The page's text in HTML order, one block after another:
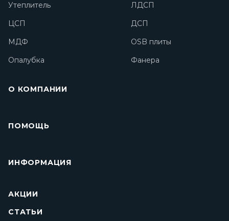
Утеплитель
ЛДСП
ЦСП
ДСП
МДФ
OSB плиты
Опалубка
Фанера
О КОМПАНИИ
ПОМОЩЬ
ИНФОРМАЦИЯ
АКЦИИ
СТАТЬИ